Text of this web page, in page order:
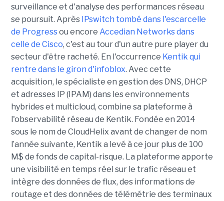
surveillance et d'analyse des performances réseau
se poursuit. Après IPswitch tombé dans l'escarcelle
de Progressou encore Accedian Networks dans
celle de Cisco, c'est au tour d'un autre pure player du
secteur d'être racheté. En l'occurrence Kentik qui
rentre dans le giron d'infoblox. Avec cette
acquisition, le spécialiste en gestion des DNS, DHCP
et adresses IP (IPAM) dans les environnements
hybrides et multicloud, combine sa plateforme à
l'observabilité réseau de Kentik. Fondée en 2014
sous le nom de CloudHelix avant de changer de nom
l’année suivante, Kentik a levé à ce jour plus de 100
M$ de fonds de capital-risque. La plateforme apporte
une visibilité en temps réel sur le trafic réseau et
intègre des données de flux, des informations de
routage et des données de télémétrie des terminaux